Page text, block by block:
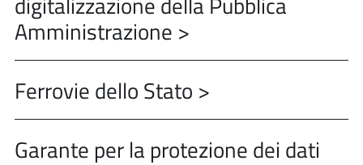
Amministrazione >
Ferrovie dello Stato >
Garante per la protezione dei dati